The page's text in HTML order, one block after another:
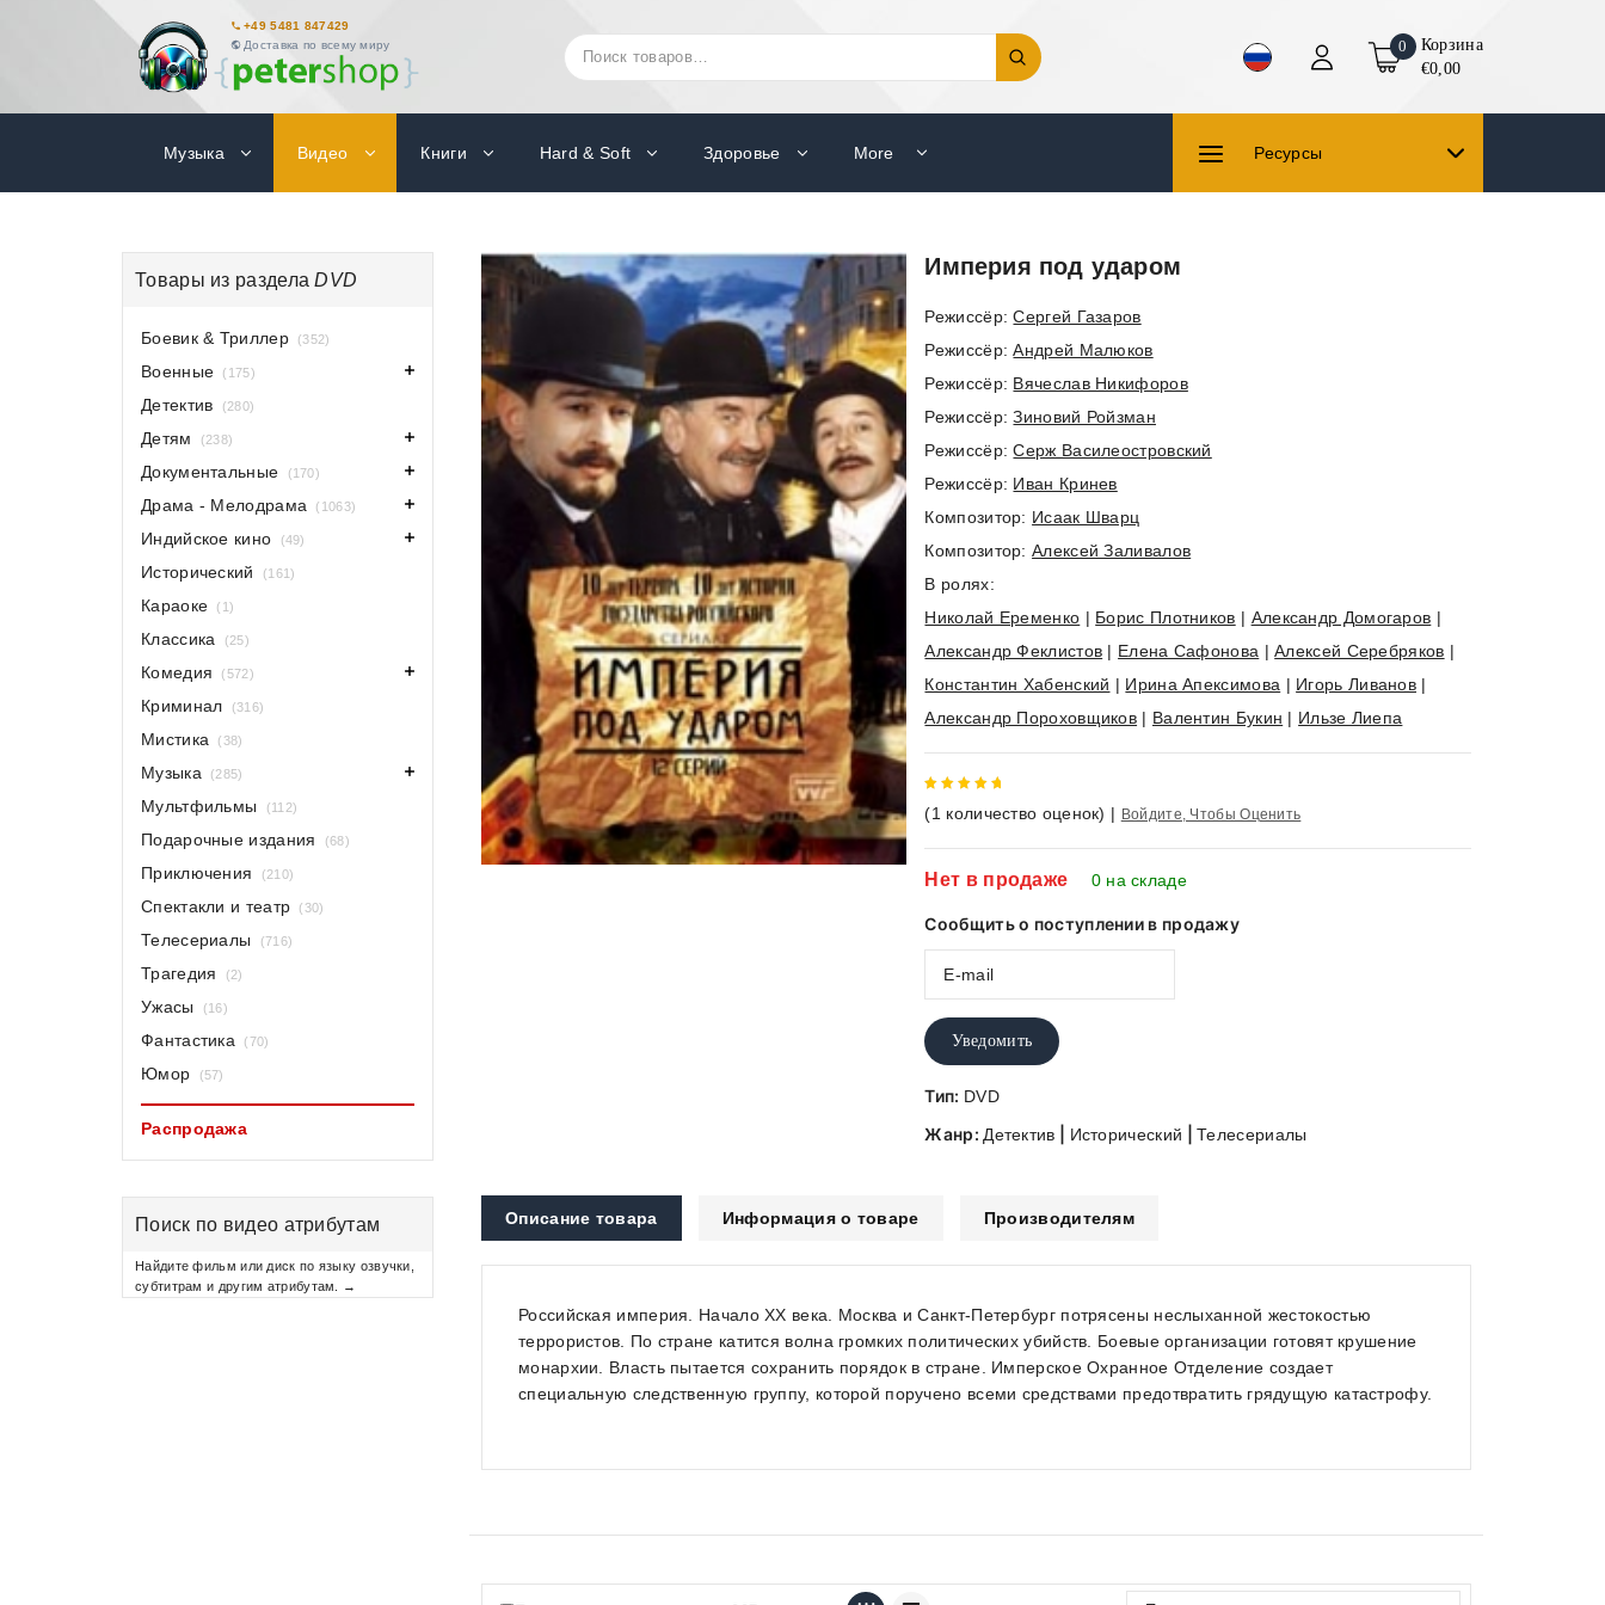
+49 5481 847429
Доставка по всему миру
Искать: 0
Корзина
€0,00
Музыка Видео Книги Hard & Soft Здоровье More Ресурсы
Империя под ударом
Режиссёр:Сергей Газаров
Режиссёр:Андрей Малюков
Режиссёр: Вячеслав Никифоров
Режиссёр:Зиновий Ройзман
Режиссёр:Серж Василеостровский
Режиссёр: Иван Кринев
Композитор: Исаак Шварц
Композитор:Алексей Заливалов
В ролях:
Николай Еременко | Борис Плотников | Александр Домогаров |
Александр Феклистов | Елена Сафонова |Алексей Серебряков |
Константин Хабенский | Ирина Апексимова | Игорь Ливанов |
Александр Пороховщиков | Валентин Букин | Ильзе Лиепа
5
(1 количество оценок) | Войдите, Чтобы Оценить
Нет в продаже 0 на складе
Сообщить о поступлении в продажу
Уведомить
Тип: DVD
Жанр: Детектив Исторический |Телесериалы
Описание товара Информация о товаре Производителям
Российская империя. Начало ХХ века. Москва и Санкт-Петербург потрясены неслыханной жестокостью
террористов. По стране катится волна громких политических убийств. Боевые организации готовят крушение
монархии. Власть пытается сохранить порядок в стране. Имперское Охранное Отделение создает
специальную следственную группу, которой поручено всеми средствами предотвратить грядущую катастрофу.
Товары из разделаDVD
Боевик & Триллер (352)
Военные (175)
Детектив (280)
Детям (238)
Документальные (170)
Драма - Мелодрама (1063)
Индийское кино (49)
Исторический (161)
Караоке (1)
Классика (25)
Комедия (572)
Криминал (316)
Мистика (38)
Музыка (285)
Мультфильмы (112)
Подарочные издания (68)
Приключения (210)
Спектакли и театр (30)
Телесериалы (716)
Трагедия (2)
Ужасы (16)
Фантастика (70)
Юмор (57)
Распродажа
Поиск по видео атрибутам
Найдите фильм или диск по языку озвучки,
субтитрам и другим атрибутам. →